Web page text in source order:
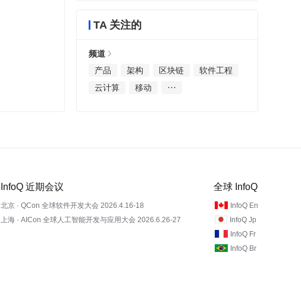
TA 关注的
频道
产品
架构 区块链
软件工程
云计算
移动 ···
InfoQ 近期会议
北京 · QCon 全球软件开发大会 2026.4.16-18
上海 · AICon 全球人工智能开发与应用大会 2026.6.26-27
全球 InfoQ
InfoQ En
InfoQ Jp
InfoQ Fr
InfoQ Br